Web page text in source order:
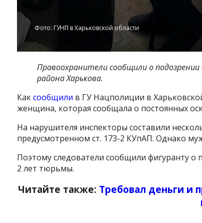
Фото: ГУНП в Харьковской области
Правоохранители сообщили о
района Харькова.
Каксообщили в ГУ Нацполиции в
женщина, которая сообщала о постоянных
На нарушителя инспекторы составили
предусмотренном ст. 173-2 КУпАП. Однако
Поэтому следователи сообщили фигуранту о
2 лет тюрьмы.
Читайте также: Требовал деньги и
InstagramFacebook
TwitterYoutube